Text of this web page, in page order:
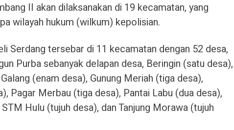
II akan dilaksanakan di 19 kecamatan, yang
wilayah hukum (wilkum) kepolisian.
Serdang tersebar di 11 kecamatan dengan 52 desa,
Purba sebanyak delapan desa, Beringin (satu desa),
(enam desa), Gunung Meriah (tiga desa),
Pagar Merbau (tiga desa), Pantai Labu (dua desa),
Hulu (tujuh desa), dan Tanjung Morawa (tujuh